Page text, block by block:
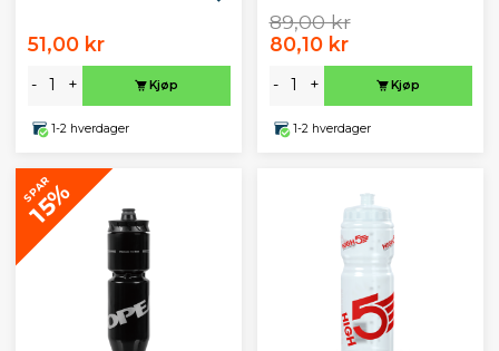
51,00 kr
- + Kjøp
1-2 hverdager
89,00 kr
80,10 kr
- + Kjøp
1-2 hverdager
SPAR
15%